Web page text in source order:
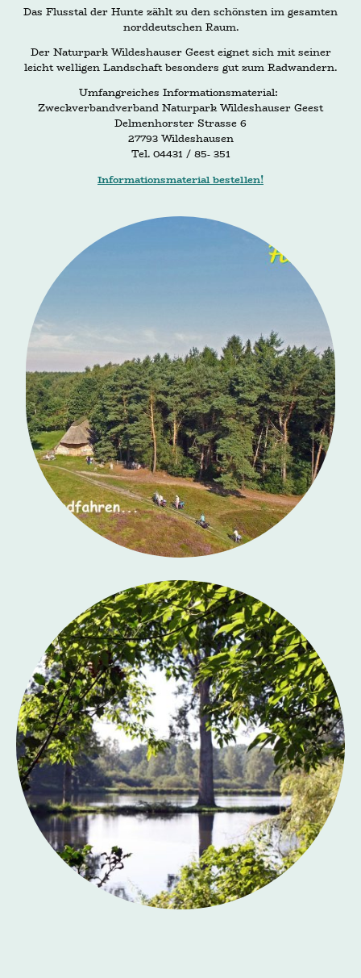
Das Flusstal der Hunte zählt zu den schönsten im gesamten
norddeutschen Raum.
Der Naturpark Wildeshauser Geest eignet sich mit seiner
leicht welligen Landschaft besonders gut zum Radwandern.
Umfangreiches Informationsmaterial:
Zweckverbandverband Naturpark Wildeshauser Geest
Delmenhorster Strasse 6
27793 Wildeshausen
Tel. 04431 / 85- 351
Informationsmaterial bestellen!